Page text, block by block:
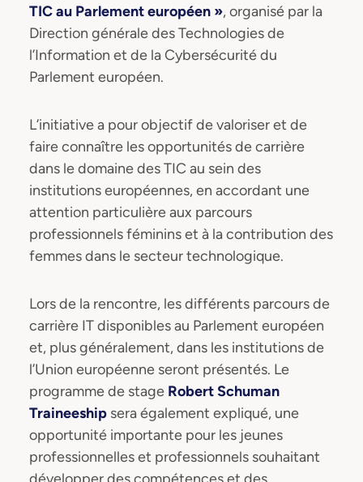
TIC au Parlement européen », organisé par la
Direction générale des Technologies de
l’Information et de la Cybersécurité du
Parlement européen.
L’initiative a pour objectif de valoriser et de
faire connaître les opportunités de carrière
dans le domaine des TIC au sein des
institutions européennes, en accordant une
attention particulière aux parcours
professionnels féminins et à la contribution des
femmes dans le secteur technologique.
Lors de la rencontre, les différents parcours de
carrière IT disponibles au Parlement européen
et, plus généralement, dans les institutions de
l’Union européenne seront présentés. Le
programme de stage Robert Schuman
Traineeship sera également expliqué, une
opportunité importante pour les jeunes
professionnelles et professionnels souhaitant